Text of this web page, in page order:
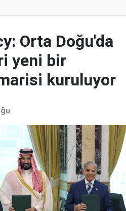
Orta Doğu'da
yeni bir
kuruluyor